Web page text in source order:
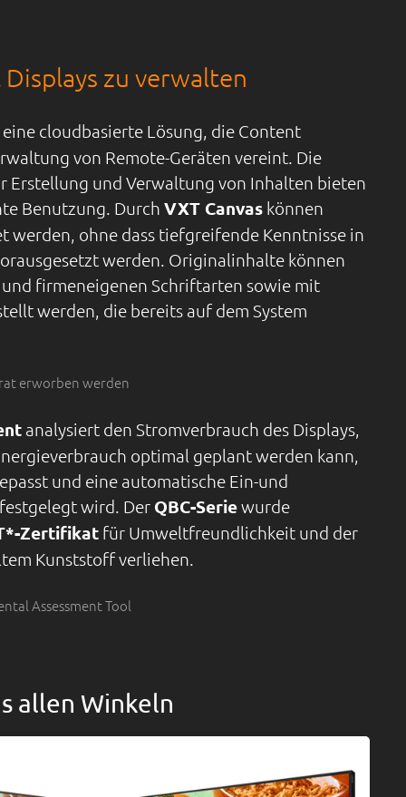
zu verwalten
cloudbasierte Lösung, die Content
von Remote-Geräten vereint. Die
Erstellung und Verwaltung von Inhalten bieten
Benutzung. Durch VXT Canvas können
werden, ohne dass tiefgreifende Kenntnisse in
werden. Originalinhalte können
firmeneigenen Schriftarten sowie mit
werden, die bereits auf dem System
erworben werden
analysiert den Stromverbrauch des Displays,
optimal geplant werden kann,
und eine automatische Ein-und
wird. Der QBC-Seriewurde
Zertifikat für Umweltfreundlichkeit und der
Kunststoff verliehen.
Assessment Tool
allen Winkeln